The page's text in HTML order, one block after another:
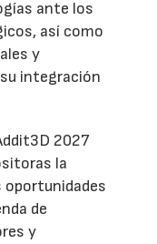
ante los
así como
y
integración
2027
la
oportunidades
de
y